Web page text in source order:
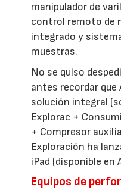
manipulador de
control remoto de
integrado y
muestras.
No se quiso
antes recordar
solución integral
Explorac +
+ Compresor
Exploración ha
iPad (disponible en
Equipos de